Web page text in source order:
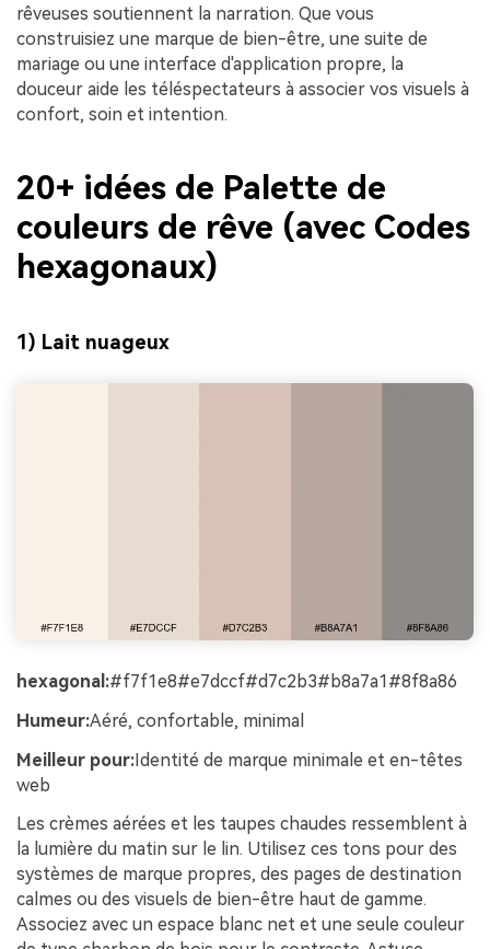
rêveuses soutiennent la narration. Que vous
construisiez une marque de bien-être, une suite de
mariage ou une interface d'application propre, la
douceur aide les téléspectateurs à associer vos visuels à
confort, soin et intention.
20+ idées de Palette de
couleurs de rêve (avec Codes
hexagonaux)
1) Lait nuageux
hexagonal:#f7f1e8#e7dccf#d7c2b3#b8a7a1#8f8a86
Humeur:Aéré, confortable, minimal
Meilleur pour:Identité de marque minimale et en-têtes
web
Les crèmes aérées et les taupes chaudes ressemblent à
la lumière du matin sur le lin. Utilisez ces tons pour des
systèmes de marque propres, des pages de destination
calmes ou des visuels de bien-être haut de gamme.
Associez avec un espace blanc net et une seule couleur